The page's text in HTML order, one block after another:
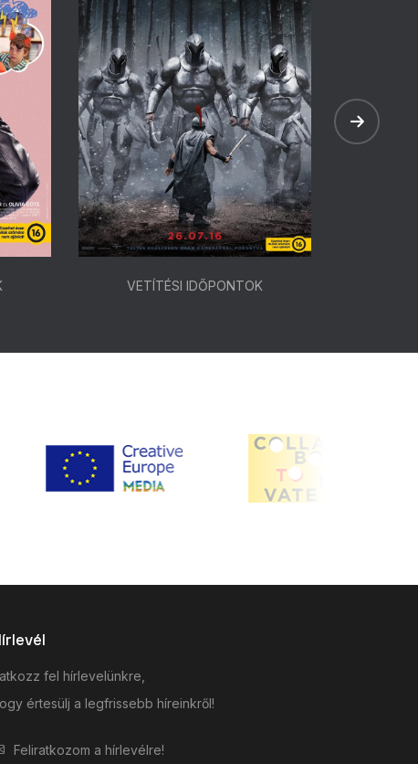
VETÍTÉSI IDŐPONTOK
fel hírlevelünkre,
értesülj a legfrissebb híreinkről!
Feliratkozom a hírlevélre!